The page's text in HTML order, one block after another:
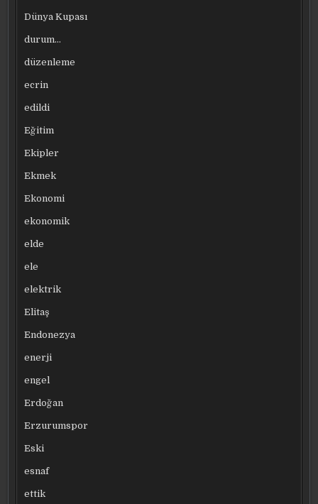
Dünya Kupası
durum…
düzenleme
ecrin
edildi
Eğitim
Ekipler
Ekmek
Ekonomi
ekonomik
elde
ele
elektrik
Elitaş
Endonezya
enerji
engel
Erdoğan
Erzurumspor
Eski
esnaf
ettik